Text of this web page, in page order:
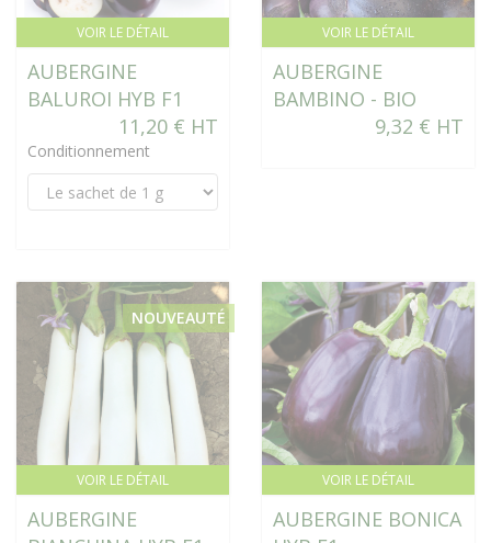
VOIR LE DÉTAIL
AUBERGINE
BALUROI HYB F1
11,20 € HT
Conditionnement
VOIR LE DÉTAIL
AUBERGINE
BAMBINO - BIO
9,32 € HT
VOIR LE DÉTAIL
NOUVEAUTÉ
AUBERGINE
VOIR LE DÉTAIL
AUBERGINE BONICA